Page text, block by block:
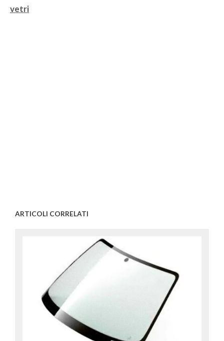
Tag
vetri
ARTICOLI CORRELATI